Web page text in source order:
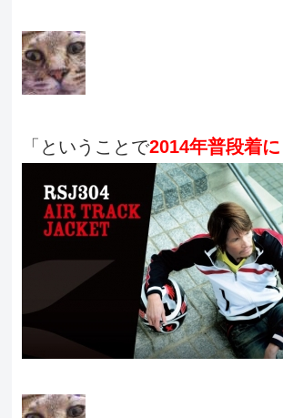
「ということで2014年普段着